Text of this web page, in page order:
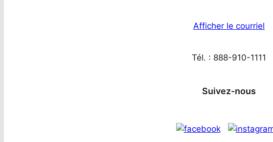
Afficher le courriel
Tél. : 888-910-1111
Suivez-nous